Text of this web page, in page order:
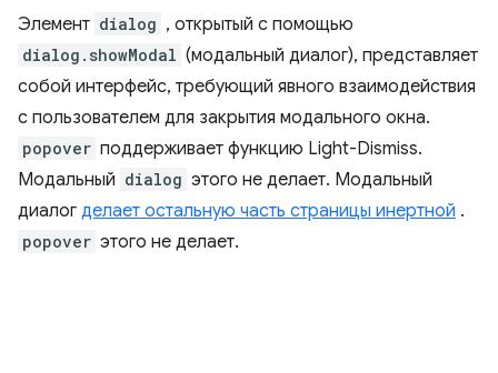
Элемент dialog , открытый с помощью
dialog.showModal (модальный диалог), представляет
собой интерфейс, требующий явного взаимодействия
с пользователем для закрытия модального окна.
popover поддерживает функцию Light-Dismiss.
Модальный dialog этого не делает. Модальный
диалог делает остальную часть страницы инертной .
popover этого не делает.